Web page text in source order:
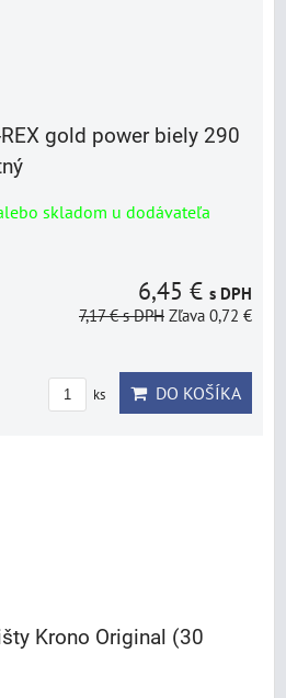
gold power biely 290
skladom u dodávateľa
6,45 € s DPH
7,17 €s DPH Zľava 0,72 €
ks DO KOŠÍKA
Krono Original (30